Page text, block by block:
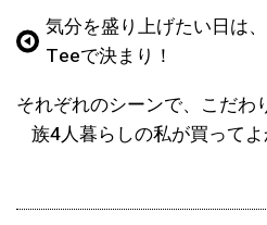
気分を盛り上げたい日は
Teeで決まり！
それぞれのシーンで、こだわ
族4人暮らしの私が買って